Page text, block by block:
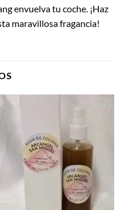
envuelva tu coche. ¡Haz
maravillosa fragancia!
lista de
deseos